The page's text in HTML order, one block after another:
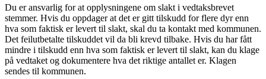
Du er ansvarlig for at opplysningene om slakt i vedtaksbrevet
stemmer. Hvis du oppdager at det er gitt tilskudd for flere dyr enn
hva som faktisk er levert til slakt, skal du ta kontakt med kommunen.
Det feilutbetalte tilskuddet vil da bli krevd tilbake. Hvis du har fått
mindre i tilskudd enn hva som faktisk er levert til slakt, kan du klage
på vedtaket og dokumentere hva det riktige antallet er. Klagen
sendes til kommunen.